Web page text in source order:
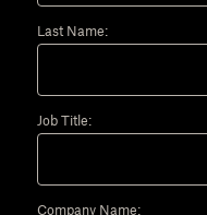
Last Name:
Job Title:
Company Name: